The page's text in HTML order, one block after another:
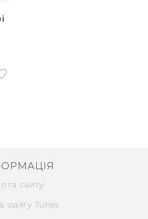
сайту
одягу Tunes